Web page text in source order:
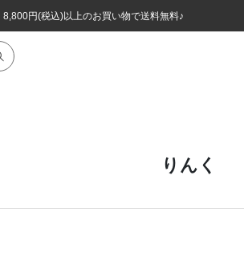
8,800円(税込)以上のお買い物で送料無料♪
ほぼ全品半額！！8/12(水)お昼12:59まで！！
8,800円(税込)以上のお買い物で送料無料♪
ほぼ全品半額！！8/12(水)お昼12:59まで！！
りんく